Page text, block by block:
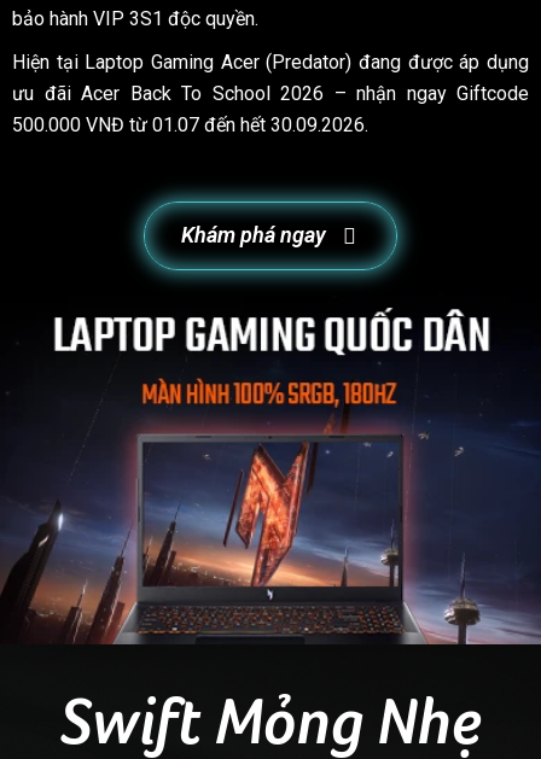
bảo hành VIP 3S1 độc quyền.
Hiện tại Laptop Gaming Acer (Predator) đang được áp dụng
ưu đãi Acer Back To School 2026 – nhận ngay Giftcode
500.000 VNĐ từ 01.07 đến hết 30.09.2026.
Khám phá ngay
Swift Mỏng Nhẹ